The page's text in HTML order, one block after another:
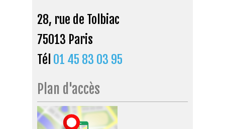
28, rue de Tolbiac
75013 Paris
Tél 01 45 83 03 95
Plan d'accès